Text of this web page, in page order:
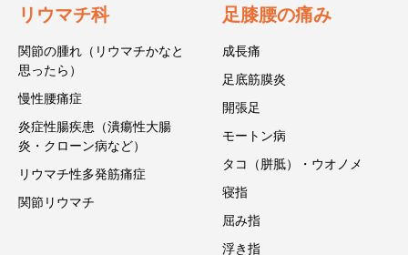
リウマチ科
関節の腫れ（リウマチかなと
思ったら）
慢性腰痛症
炎症性腸疾患（潰瘍性大腸
炎・クローン病など）
リウマチ性多発筋痛症
関節リウマチ
足膝腰の痛み
成長痛
足底筋膜炎
開張足
モートン病
タコ（胼胝）・ウオノメ
寝指
屈み指
浮き指